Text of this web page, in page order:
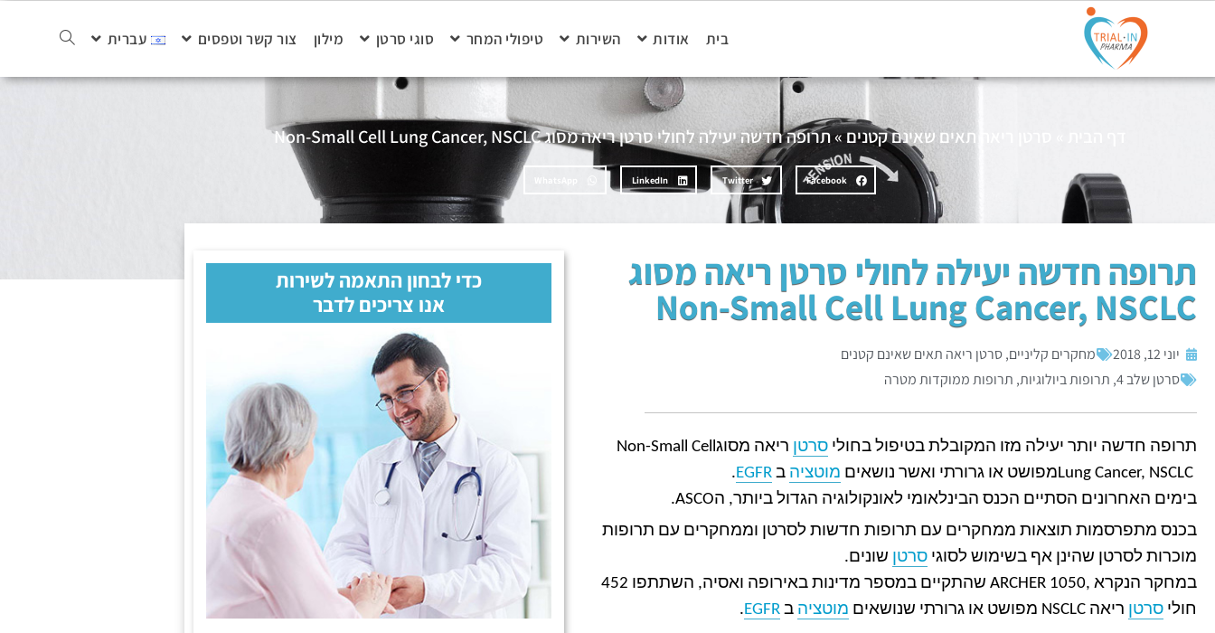
בית אודות השירות טיפולי המחר סוגי סרטן מילון צור קשר וטפסים עברית
סרטן ריאה תאים שאינם קטנים»תרופה חדשה יעילה לחולי סרטן ריאה מסוג Non-Small Cell Lung Cancer, NSCLC
Facebook
Twitter
LinkedIn
תרופה חדשה יעילה לחולי סרטן ריאה מסוג
Non-Small Cell Lung Cancer, NSCLC
יוני 12, 2018 מחקרים קליניים,סרטן ריאה תאים שאינם קטנים
סרטן שלב 4 , תרופות ביולוגיות, תרופות ממוקדות מטרה
תרופה חדשה יותר יעילה מזו המקובלת בטיפול בחולי סרטן ריאה מסוגNon-Small Cell
Lung Cancer, NSCLCמפושט או גרורתי ואשר נושאים מוטציה ב EGFR
.
בימים האחרונים הסתיים הכנס הבינלאומי לאונקולוגיה הגדול ביותר, הASCO.
בכנס מתפרסמות תוצאות ממחקרים עם תרופות חדשות לסרטן וממחקרים עם תרופות
מוכרות לסרטן שהינן אף בשימוש לסוגי סרטן שונים.
במחקר הנקרא ARCHER 1050,
שהתקיים במספר מדינות באירופה ואסיה, השתתפו 452
חולי סרטן ריאה NSCLC מפושט או גרורתי שנושאים מוטציה ב EGFR
.
כדי לבחון התאמה לשירות
אנו צריכים לדבר